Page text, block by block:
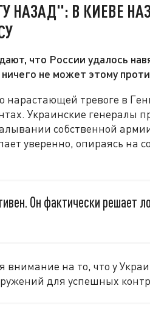
НАЗАД": В КИЕВЕ
что России удалось
не может этому
нарастающей тревоге в
Украинские генералы
собственной
уверенно, опираясь на
Он фактически решает
внимание на то, что у
для успешных